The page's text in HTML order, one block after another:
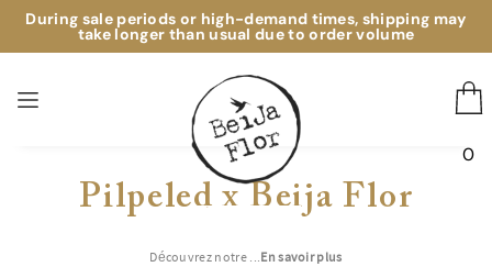
During sale periods or high-demand times, shipping may
take longer than usual due to order volume
0
Pilpeled x Beija Flor
Découvrez notre ...En savoir plus